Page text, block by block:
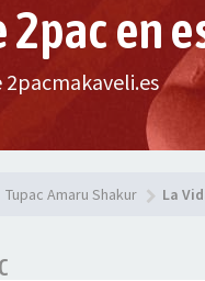
2pac en
2pacmakaveli.es
Tupac Amaru Shakur La